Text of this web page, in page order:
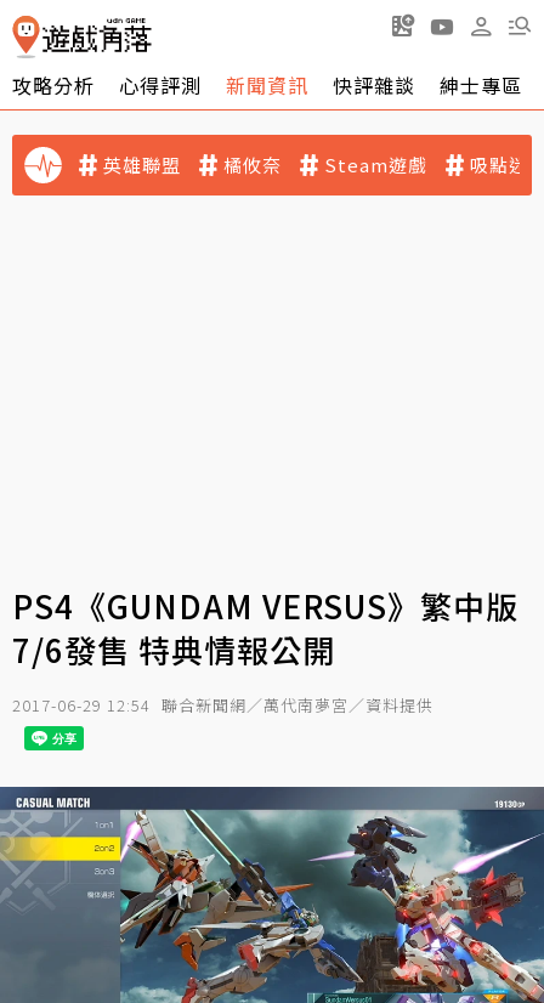
攻略分析 心得評測 新聞資訊 快評雜談 紳士專區
英雄聯盟 橘攸奈 Steam遊戲 吸點迷
PS4《GUNDAM VERSUS》繁中版
7/6發售 特典情報公開
2017-06-29 12:54 聯合新聞網／萬代南夢宮／資料提供